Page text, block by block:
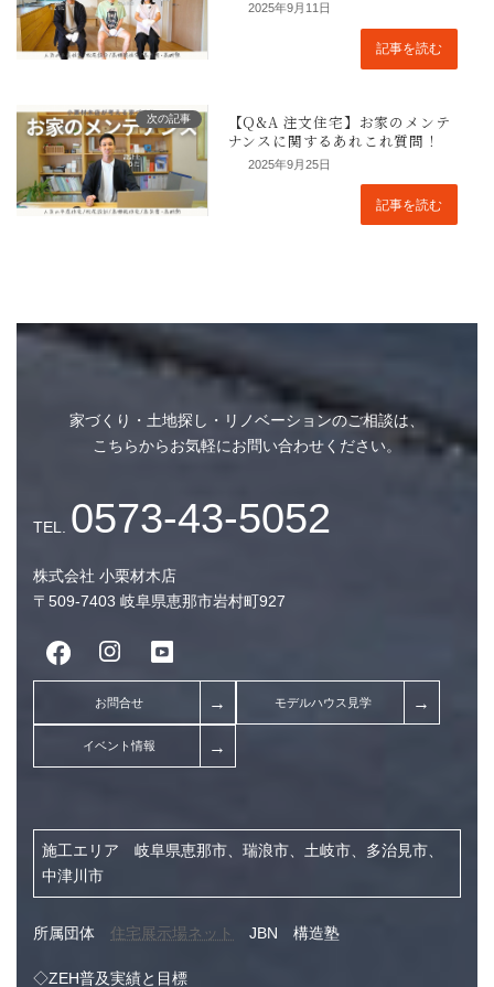
2025年9月11日
記事を読む
次の記事
2025年9月25日
記事を読む
家づくり・土地探し・リノベーションのご相談は、
こちらからお気軽にお問い合わせください。
株式会社 小栗材木店
〒509-7403 岐阜県恵那市岩村町927
施工エリア 岐阜県恵那市、瑞浪市、土岐市、多治見市、
中津川市
所属団体 住宅展示場ネット JBN 構造塾
◇ZEH普及実績と目標